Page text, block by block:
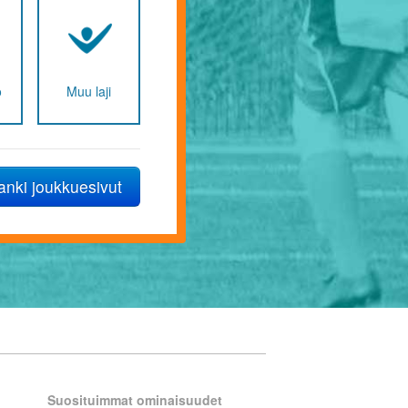
Muu laji
joukkuesivut
Junnujoukkue
Tytöt
Joukkueen nimi
www-osoite
Ottamalla palvelun käyttöön
Suosituimmat ominaisuudet